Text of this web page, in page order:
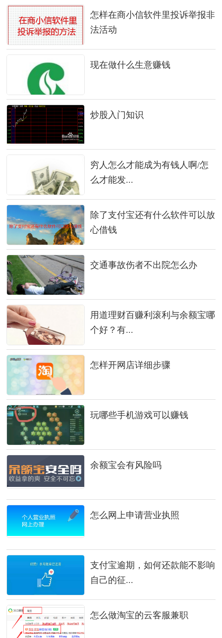
怎样在商小信软件里投诉举报非
法活动
现在做什么生意赚钱
炒股入门知识
穷人怎么才能成为有钱人啊/怎
么才能发...
除了支付宝还有什么软件可以放
心借钱
交通事故伤者不出院怎么办
用道理财百赚利滚利与余额宝哪
个好？有...
怎样开网店详细步骤
玩哪些手机游戏可以赚钱
余额宝会有风险吗
怎么网上申请营业执照
支付宝逾期，如何还款能不影响
自己的征...
怎么做淘宝的云客服兼职